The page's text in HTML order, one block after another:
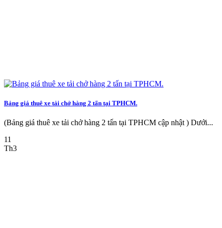
Bảng giá thuê xe tải chở hàng 2 tấn tại TPHCM.
(Bảng giá thuê xe tải chở hàng 2 tấn tại TPHCM cập nhật ) Dưới...
11
Th3